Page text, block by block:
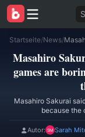
Startseite/News/
Masahiro
games are
Masahiro Sakurai
because the
Autor: Sarah